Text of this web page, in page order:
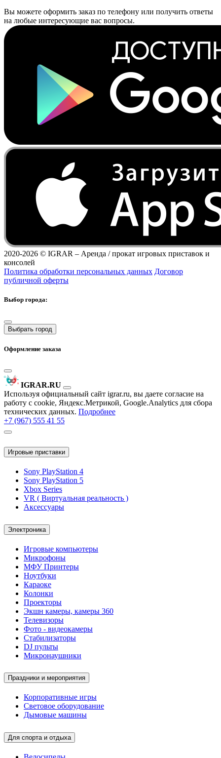
Вы можете оформить заказ по телефону или получить ответы
на любые интересующие вас вопросы.
2020-2026 © IGRAR – Аренда / прокат игровых приставок и
консолей
Политика обработки персональных данных Договор
публичной оферты
Выбор города:
Выбрать город
Оформление заказа
IGRAR.RU
Используя официальный сайт igrar.ru, вы даете согласие на
работу с cookie, Яндекс.Метрикой, Google.Analytics для сбора
технических данных. Подробнее
+7 (967) 555 41 55
Игровые приставки
Sony PlayStation 4
Sony PlayStation 5
Xbox Series
VR ( Виртуальная реальность )
Аксессуары
Электроника
Игровые компьютеры
Микрофоны
МФУ Принтеры
Ноутбуки
Караоке
Колонки
Проекторы
Экшн камеры, камеры 360
Телевизоры
Фото - видеокамеры
Стабилизаторы
DJ пульты
Микронаушники
Праздники и мероприятия
Корпоративные игры
Световое оборудование
Дымовые машины
Для спорта и отдыха